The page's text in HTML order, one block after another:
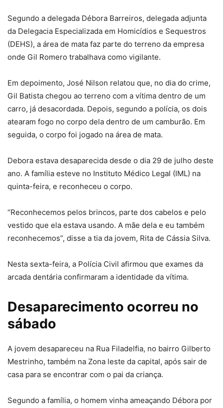
Segundo a delegada Débora Barreiros, delegada adjunta
da Delegacia Especializada em Homicídios e Sequestros
(DEHS), a área de mata faz parte do terreno da empresa
onde Gil Romero trabalhava como vigilante.
Em depoimento, José Nilson relatou que, no dia do crime,
Gil Batista chegou ao terreno com a vítima dentro de um
carro, já desacordada. Depois, segundo a polícia, os dois
atearam fogo no corpo dela dentro de um camburão. Em
seguida, o corpo foi jogado na área de mata.
Debora estava desaparecida desde o dia 29 de julho deste
ano. A família esteve no Instituto Médico Legal (IML) na
quinta-feira, e reconheceu o corpo.
“Reconhecemos pelos brincos, parte dos cabelos e pelo
vestido que ela estava usando. A mãe dela e eu também
reconhecemos”, disse a tia da jovem, Rita de Cássia Silva.
Nesta sexta-feira, a Polícia Civil afirmou que exames da
arcada dentária confirmaram a identidade da vítima.
Desaparecimento ocorreu no
sábado
A jovem desapareceu na Rua Filadelfia, no bairro Gilberto
Mestrinho, também na Zona leste da capital, após sair de
casa para se encontrar com o pai da criança.
Segundo a família, o homem vinha ameaçando Débora por